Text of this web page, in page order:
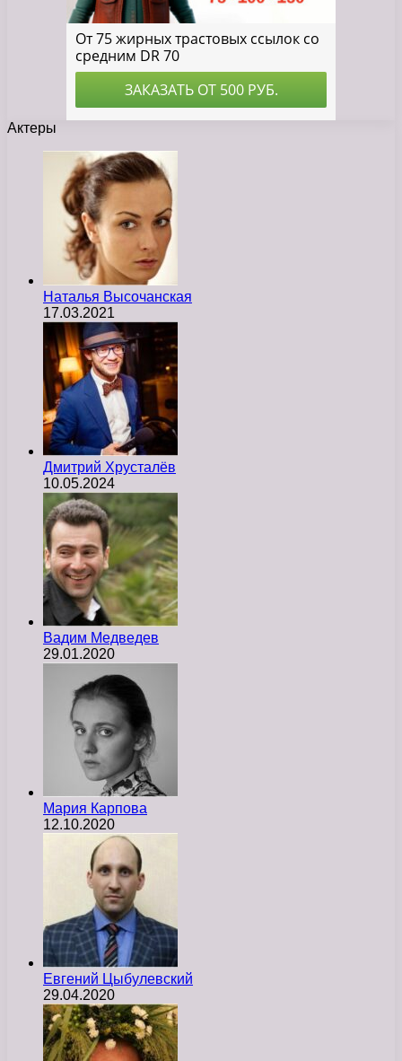
Актеры
Наталья Высочанская
17.03.2021
Дмитрий Хрусталёв
10.05.2024
Вадим Медведев
29.01.2020
Мария Карпова
12.10.2020
Евгений Цыбулевский
29.04.2020